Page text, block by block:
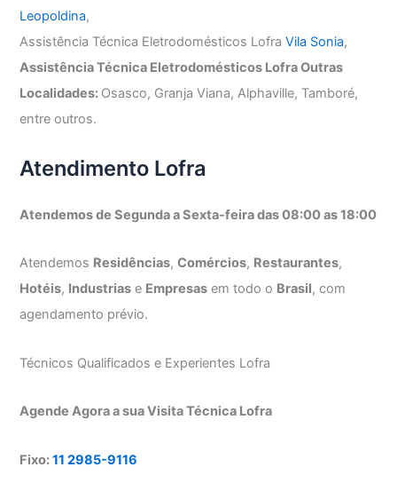
Leopoldina,
Assistência Técnica Eletrodomésticos LofraVila Sonia,
Assistência Técnica Eletrodomésticos Lofra Outras
Localidades: Osasco, Granja Viana, Alphaville, Tamboré,
entre outros.
Atendimento Lofra
Atendemos de Segunda a Sexta-feira das 08:00 as 18:00
Atendemos Residências,Comércios, Restaurantes,
Hotéis, Industrias e Empresas em todo o Brasil, com
agendamento prévio.
Técnicos Qualificados e Experientes Lofra
Agende Agora a sua Visita Técnica Lofra
Fixo:11 2985-9116